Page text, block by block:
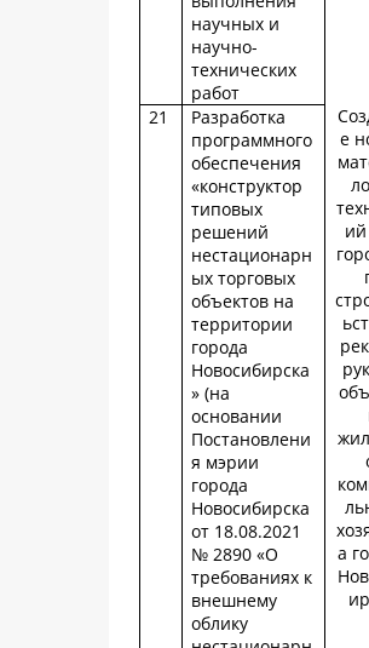
научных и
научно-
технических
работ
е
а
21
Разработка
программного
обеспечения
«конструктор
типовых
решений
нестационарн
ых торговых
объектов на
территории
города
Новосибирска
» (на
основании
Постановлени
я мэрии
города
Новосибирска
от 18.08.2021
№ 2890 «О
требованиях к
внешнему
облику